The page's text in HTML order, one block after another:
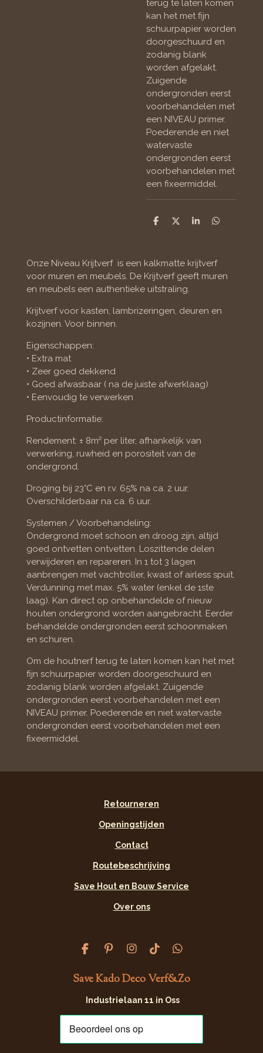
terug te laten komen
kan het met fijn
schuurpapier worden
doorgeschuurd en
zodanig blank
worden afgelakt.
Zuigende
ondergronden eerst
voorbehandelen met
een NIVEAU primer.
Poederende en niet
watervaste
ondergronden eerst
voorbehandelen met
een fixeermiddel.
D
n
D
S
e
D
n
Onze Niveau Krijtverf is een kalkmatte krijtverf
voor muren en meubels. De Krijtverf geeft muren
en meubels een authentieke uitstraling.
Krijtverf voor kasten, lambrizeringen, deuren en
kozijnen. Voor binnen.
Eigenschappen:
• Extra mat
• Zeer goed dekkend
• Goed afwasbaar ( na de juiste afwerklaag)
• Eenvoudig te verwerken
Productinformatie:
Rendement: ± 8m² per liter, afhankelijk van
verwerking, ruwheid en porositeit van de
ondergrond.
Droging bij 23°C en r.v. 65% na ca. 2 uur.
Overschilderbaar na ca. 6 uur.
Systemen / Voorbehandeling:
Ondergrond moet schoon en droog zijn, altijd
goed ontvetten ontvetten. Loszittende delen
verwijderen en repareren. In 1 tot 3 lagen
aanbrengen met vachtroller, kwast of airless spuit.
Verdunning met max. 5% water (enkel de 1ste
laag). Kan direct op onbehandelde of nieuw
houten ondergrond worden aangebracht. Eerder
behandelde ondergronden eerst schoonmaken
en schuren.
Om de houtnerf terug te laten komen kan het met
fijn schuurpapier worden doorgeschuurd en
zodanig blank worden afgelakt. Zuigende
ondergronden eerst voorbehandelen met een
NIVEAU primer. Poederende en niet watervaste
ondergronden eerst voorbehandelen met een
fixeermiddel.
Retourneren
Openingstijden
Contact
Routebeschrijving
Save Hout en Bouw Service
Over ons
F
c
e
b
o
o
k
P
n
t
e
r
e
s
I
s
t
a
g
r
a
T
k
T
o
k
W
a
t
s
A
p
Save Kado Deco Verf&Zo
Industrielaan 11 in Oss